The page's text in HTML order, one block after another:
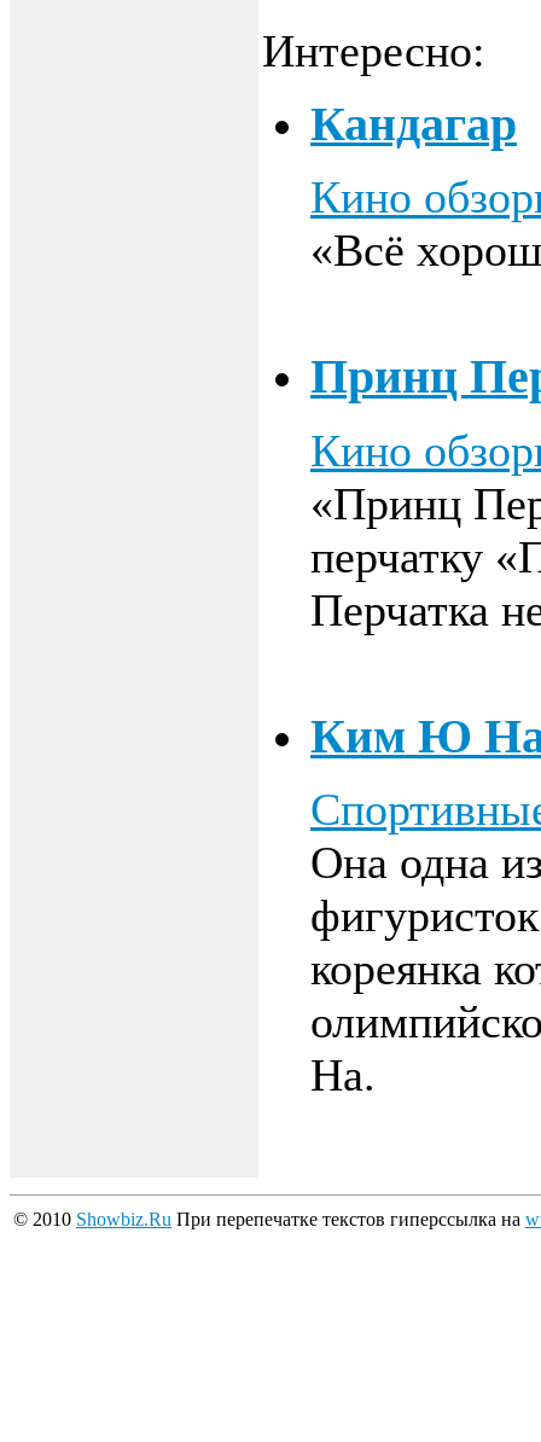
Интересно:
Кандагар
Кино
«Всё
Принц
Кино
«Принц
перчатку
Перчатка
Ким Ю
Она одна
кореянка
На.
© 2010 Showbiz.Ru При перепечатке текстов гиперссылка на